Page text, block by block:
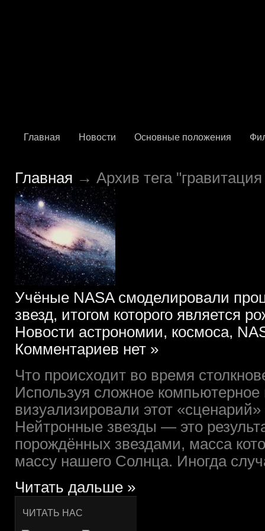
Главная Новости Основные положения
Главная → Архив тега
Учёные NASA смоделировали
звезд, итогом которого является
Новости астрономии, космоса,
Комментариев нет »
Что происходит во время
Используя сложное
визуализировали этот
Нейтронные звезды — это
порождённых звездами, масса
массу нашего Солнца. Иногда
Читать дальше »
ЧИТАТЬ НАС